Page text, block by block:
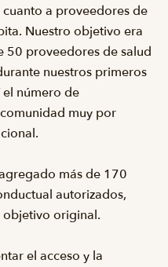
a proveedores de
Nuestro objetivo era
50 proveedores de salud
nuestros primeros
número de
muy por
más de 170
autorizados,
objetivo original.
el acceso y la